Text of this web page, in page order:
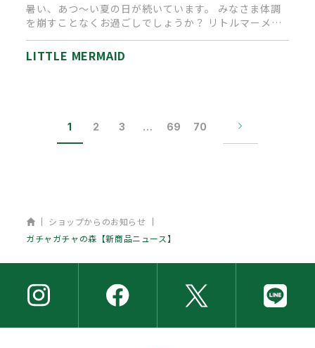
暑い、あつ～い夏の日が続いています。 みなさま体調
を崩すことなくお過ごしでしょうか？ リトルマーメイ
ド高松店では、ご来店…
LITTLE MERMAID
1 2 3 … 69 70
ホーム
ショップからのお知らせ
ガチャガチャの森【新商品ニュース】